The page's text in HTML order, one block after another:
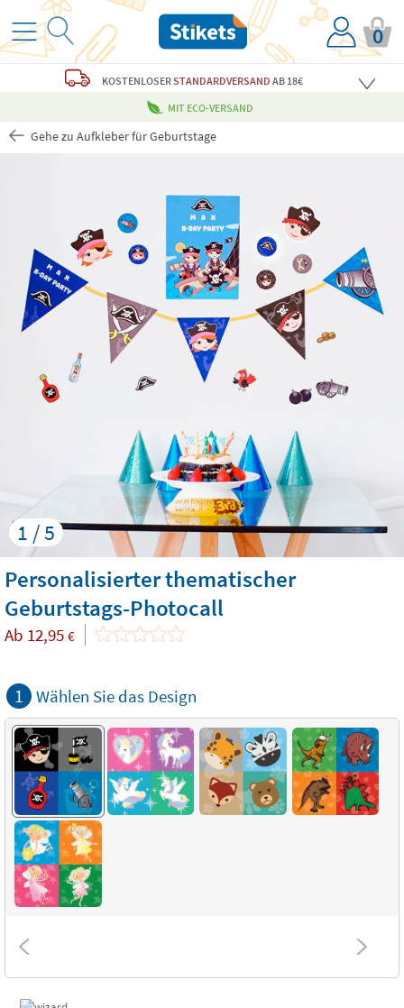
0
KOSTENLOSERSTANDARDVERSAND AB 18€
MIT ECO-VERSAND
Gehe zu Aufkleber für Geburtstage
1 / 5
Personalisierter thematischer
Geburtstags-Photocall
Ab 12,95 €
1 Wählen Sie das Design